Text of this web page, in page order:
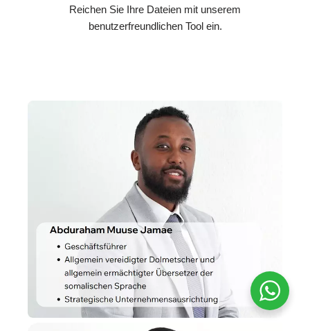
Reichen Sie Ihre Dateien mit unserem
benutzerfreundlichen Tool ein.